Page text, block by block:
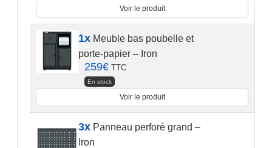
Voir le produit
1xMeuble bas poubelle et
porte-papier – Iron
259€ TTC
En stock
Voir le produit
3xPanneau perforé grand –
Iron